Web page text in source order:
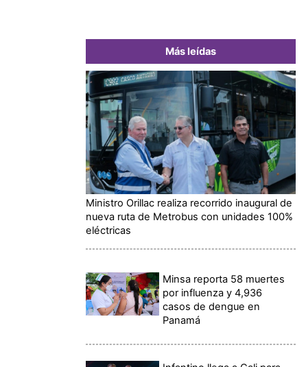
Más leídas
Ministro Orillac realiza recorrido inaugural de
nueva ruta de Metrobus con unidades 100%
eléctricas
Minsa reporta 58 muertes
por influenza y 4,936
casos de dengue en
Panamá